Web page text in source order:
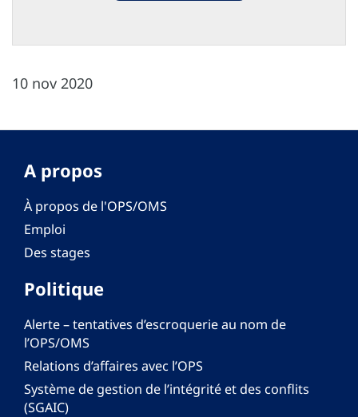
10 nov 2020
A propos
À propos de l'OPS/OMS
Emploi
Des stages
Politique
Alerte – tentatives d’escroquerie au nom de
l’OPS/OMS
Relations d’affaires avec l’OPS
Système de gestion de l’intégrité et des conflits
(SGAIC)